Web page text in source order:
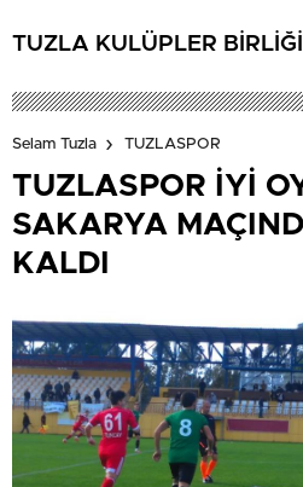
TUZLA KULÜPLER
Selam Tuzla TUZLASPOR
TUZLASPOR İYİ
SAKARYA
KALDI